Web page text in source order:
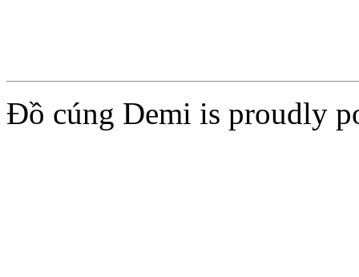
Đồ cúng Demi is proudly